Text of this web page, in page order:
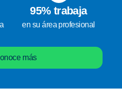
95% trabaja
en su área profesional
más